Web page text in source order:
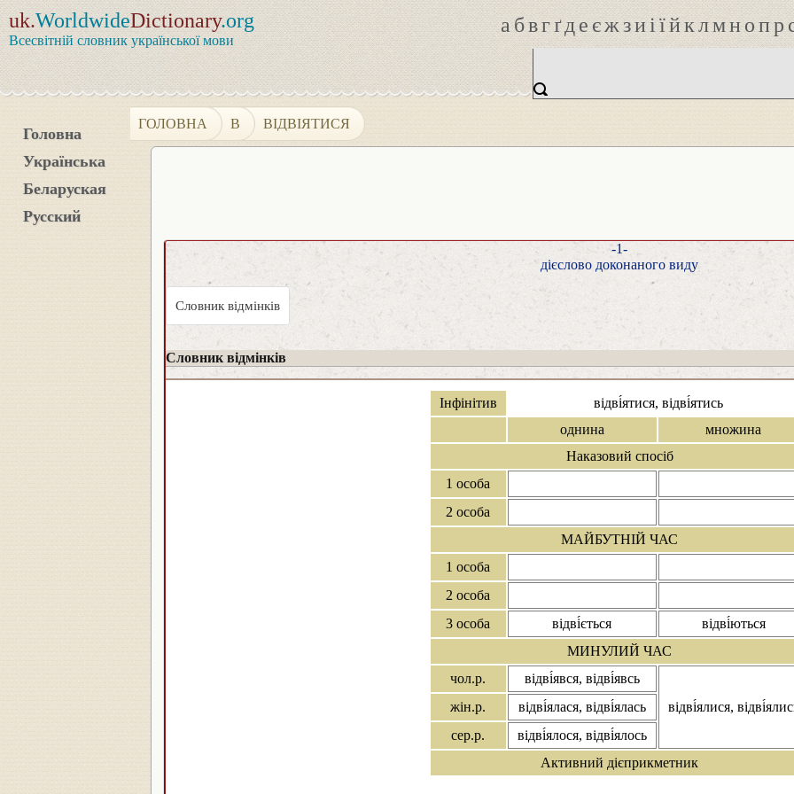
uk.WorldwideDictionary.org
Всесвітній словник української мови
абвгґдеєжзиіїйклмнопр
Головна
Українська
Беларуская
Русский
ГОЛОВНА В ВІДВІЯТИСЯ
-1-
дієслово доконаного виду
Словник відмінків
Словник відмінків
Інфінітив
відві́ятися, відві́ятись
однина
множина
Наказовий спосіб
1 особа
2 особа
МАЙБУТНІЙ ЧАС
1 особа
2 особа
3 особа
відві́ється
відві́ються
МИНУЛИЙ ЧАС
чол.р.
відві́явся, відві́явсь
відві́ялися,
жін.р.
відві́ялася, відві́ялась
сер.р.
відві́ялося, відві́ялось
Активний дієприкметник